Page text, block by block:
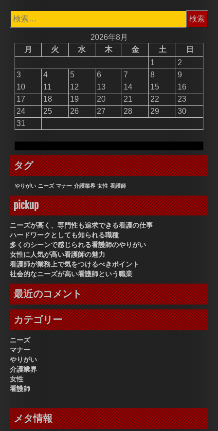
検
索:
2026年8月
月
火 水 木 金 土
日
1
2
3
4 5 6 7 8
9
10
11 12 13 14 15
16
17
18 19 20 21 22
23
24
25 26 27 28 29
30
31
タグ
やりがい ニーズ マナー 介護業界 女性 看護師
pickup
ニーズが高く、専門性も追求できる看護の仕事
ハードワークとしても知られる職種
多くのシーンで感じられる看護師のやりがい
女性に人気が高い看護師の魅力
看護師が業務上で気をつけるべきポイント
社会的なニーズが高い看護師という職業
最近のコメント
カテゴリー
ニーズ
マナー
やりがい
介護業界
女性
看護師
メタ情報